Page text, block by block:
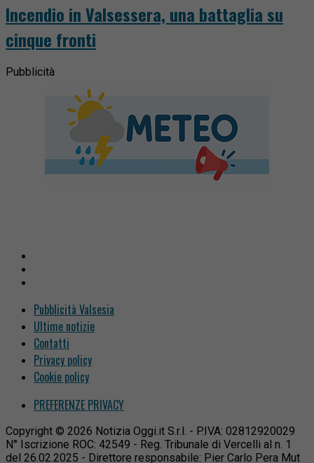
Incendio in Valsessera, una battaglia su
cinque fronti
Pubblicità
Pubblicità Valsesia
Ultime notizie
Contatti
Privacy policy
Cookie policy
PREFERENZE PRIVACY
Copyright © 2026 Notizia Oggi.it S.r.l. - P.IVA: 02812920029
N° Iscrizione ROC: 42549 - Reg. Tribunale di Vercelli al n. 1
del 26.02.2025 - Direttore responsabile: Pier Carlo Pera Mut